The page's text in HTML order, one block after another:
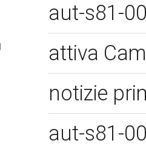
aut-s81-
attiva
notizie
aut-s81-